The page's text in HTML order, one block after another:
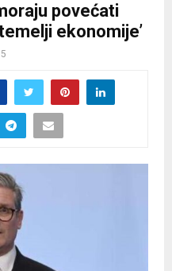
povećati
ekonomije’